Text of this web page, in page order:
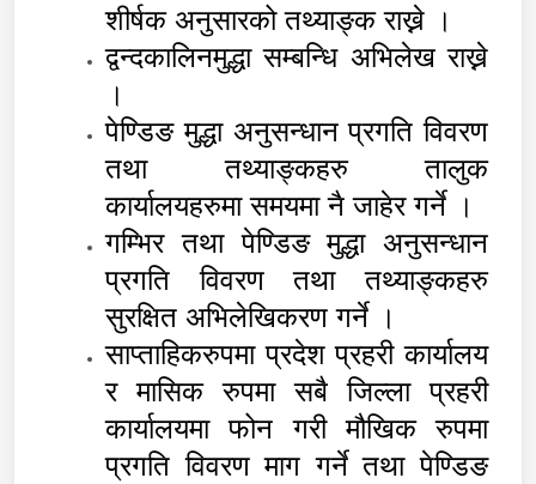
शीर्षक अनुसारको तथ्याङ्क राख्ने ।
द्वन्दकालिनमुद्धा सम्बन्धि अभिलेख राख्ने
।
पेण्डिङ मुद्धा अनुसन्धान प्रगति विवरण
तथा तथ्याङ्कहरु तालुक
कार्यालयहरुमा समयमा नै जाहेर गर्ने ।
गम्भिर तथा पेण्डिङ मुद्धा अनुसन्धान
प्रगति विवरण तथा तथ्याङ्कहरु
सुरक्षित अभिलेखिकरण गर्ने ।
साप्ताहिकरुपमा प्रदेश प्रहरी कार्यालय
र मासिक रुपमा सबै जिल्ला प्रहरी
कार्यालयमा फोन गरी मौखिक रुपमा
प्रगति विवरण माग गर्ने तथा पेण्डिङ